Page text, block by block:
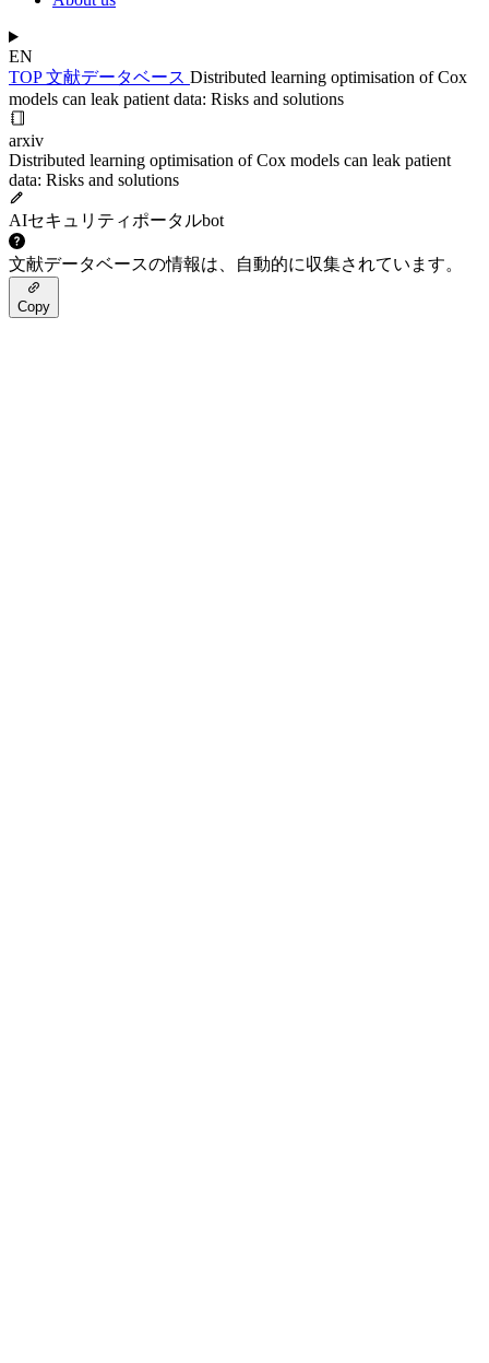
EN
TOP文献データベース Distributed learning optimisation of Cox
models can leak patient data: Risks and solutions
arxiv
Distributed learning optimisation of Cox models can leak patient
data: Risks and solutions
AIセキュリティポータルbot
文献データベースの情報は、自動的に収集されています。
Copy